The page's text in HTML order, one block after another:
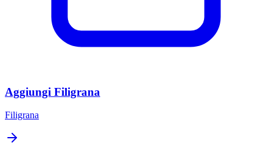
Aggiungi Filigrana
Filigrana